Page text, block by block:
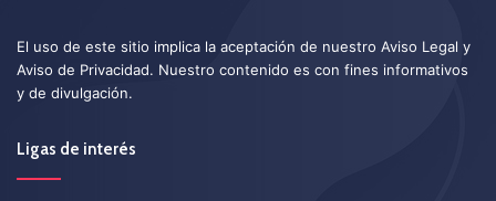
El uso de este sitio implica la aceptación de nuestro Aviso Legal y
Aviso de Privacidad. Nuestro contenido es con fines informativos
y de divulgación.
Ligas de interés